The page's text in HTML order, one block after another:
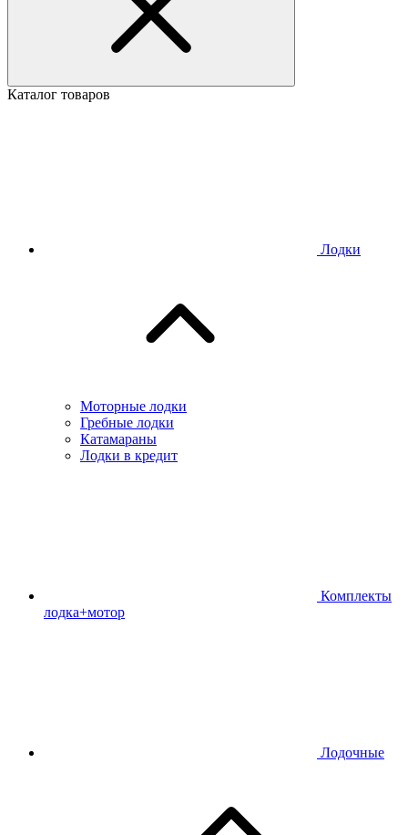
Каталог товаров
Лодки
Моторные лодки
Гребные лодки
Катамараны
Лодки в кредит
Комплекты
лодка+мотор
Лодочные